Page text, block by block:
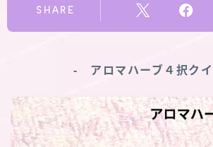
SHARE
‐ アロマハーブ４択ク